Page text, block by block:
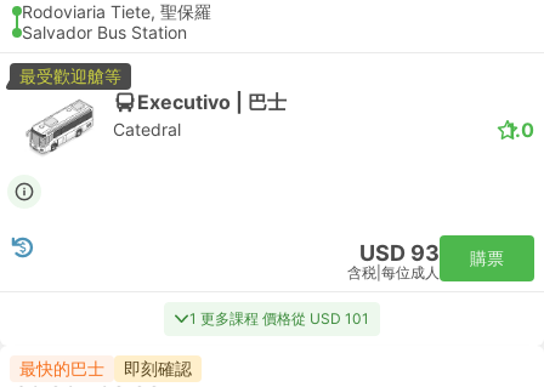
Rodoviaria Tiete, 聖保羅
Salvador Bus Station
最受歡迎艙等
Executivo | 巴士
Catedral 1.0
USD 93
含税 每位成人
購票
1 更多課程 價格從 USD 101
最快的巴士 即刻確認